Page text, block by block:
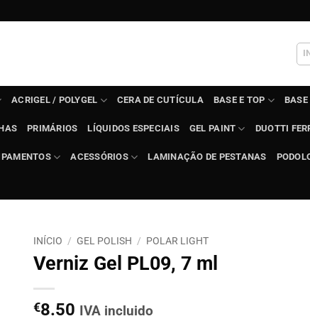
ACRIGEL / POLYGEL CERA DE CUTÍCULA BASE E TOP BASE
PRIMÁRIOS LÍQUIDOS ESPECIAIS GEL PAINT DUOTTI
ACESSÓRIOS LAMINAÇÃO DE PESTANAS
INÍCIO / GEL POLISH / POLAR LIGHT
Verniz Gel PL09, 7 ml
€8.50 IVA incluido